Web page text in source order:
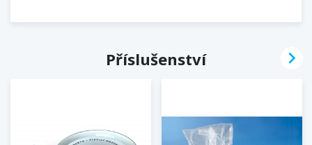
Příslušenství 